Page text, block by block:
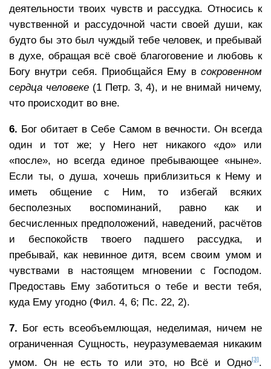
деятельности твоих чувств и рассудка. Относись к
чувственной и рассудочной части своей души, как
будто бы это был чуждый тебе человек, и пребывай
в духе, обращая всё своё благоговение и любовь к
Богу внутри себя. Приобщайся Ему в сокровенном
сердца человеке(1 Петр. 3, 4), и не внимай ничему,
что происходит во вне.
6. Бог обитает в Себе Самом в вечности. Он всегда
один и тот же; у Него нет никакого «до» или
«после», но всегда единое пребывающее «ныне».
Если ты, о душа, хочешь приблизиться к Нему и
иметь общение с Ним, то избегай всяких
бесполезных воспоминаний, равно как и
бесчисленных предположений, наведений, расчётов
и беспокойств твоего падшего рассудка, и
пребывай, как невинное дитя, всем своим умом и
чувствами в настоящем мгновении с Господом.
Предоставь Ему заботиться о тебе и вести тебя,
куда Ему угодно (Фил. 4, 6; Пс. 22, 2).
7. Бог есть всеобъемлющая, неделимая, ничем не
ограниченная Сущность, неуразумеваемая никаким
умом. Он не есть то или это, но Всё и Одно[3].